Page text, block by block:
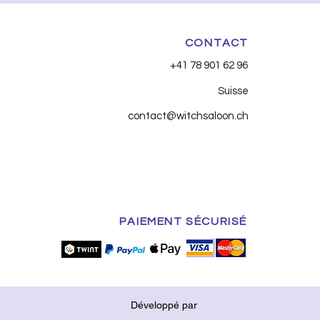
CONTACT
+41 78 901 62 96
Suisse
contact@witchsaloon.ch
PAIEMENT SÉCURISÉ
Développé par